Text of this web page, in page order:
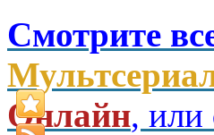
Смотрите
Онлайн, или